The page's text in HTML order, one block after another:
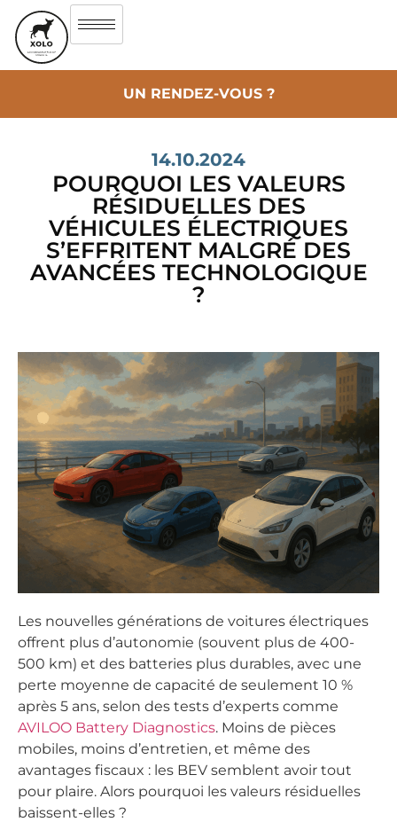
UN RENDEZ-VOUS ?
14.10.2024
POURQUOI LES VALEURS
RÉSIDUELLES DES
VÉHICULES ÉLECTRIQUES
S’EFFRITENT MALGRÉ DES
AVANCÉES TECHNOLOGIQUE
?
Les nouvelles générations de voitures électriques
offrent plus d’autonomie (souvent plus de 400-
500 km) et des batteries plus durables, avec une
perte moyenne de capacité de seulement 10 %
après 5 ans, selon des tests d’experts comme
AVILOO Battery Diagnostics. Moins de pièces
mobiles, moins d’entretien, et même des
avantages fiscaux : les BEV semblent avoir tout
pour plaire. Alors pourquoi les valeurs résiduelles
baissent-elles ?